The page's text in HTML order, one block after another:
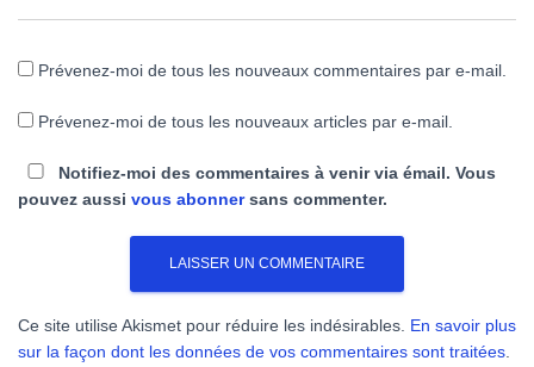
Prévenez-moi de tous les nouveaux commentaires par e-mail.
Prévenez-moi de tous les nouveaux articles par e-mail.
Notifiez-moi des commentaires à venir via émail. Vous
pouvez aussi vous abonnersans commenter.
Ce site utilise Akismet pour réduire les indésirables. En savoir plus
sur la façon dont les données de vos commentaires sont traitées